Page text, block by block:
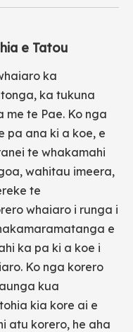
e Tatou
ka
ka tukuna
te Pae. Ko nga
pa ana ki a koe, e
te whakamahi
wahitau imeera,
te
whaiaro i runga i
e
ka pa ki a koe i
Ko nga korero
kua
kia kore ai e
atu korero, he aha